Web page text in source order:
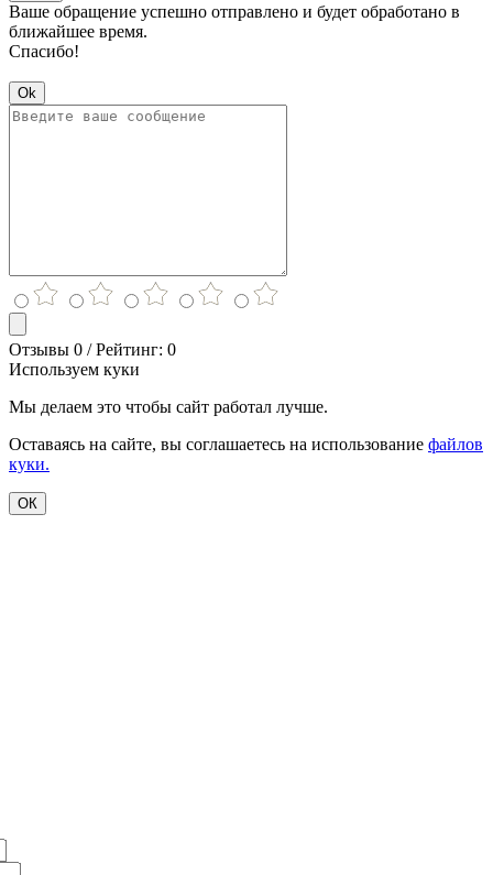
Ваше обращение успешно отправлено и будет обработано в
ближайшее время.
Спасибо!
Ok
Отзывы 0 / Рейтинг: 0
Используем куки
Мы делаем это чтобы сайт работал лучше.
Оставаясь на сайте, вы соглашаетесь на использование файлов
куки.
ОК